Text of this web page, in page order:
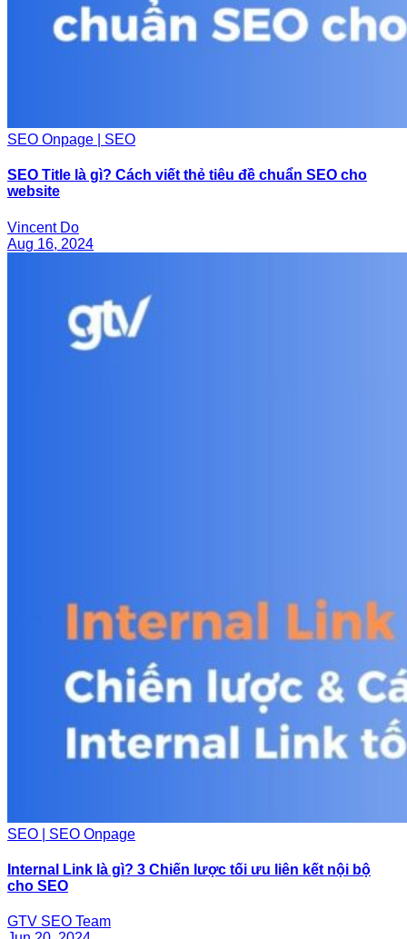
SEO Onpage | SEO
SEO Title là gì? Cách viết thẻ tiêu đề chuẩn SEO cho
website
Vincent Do
Aug 16, 2024
SEO | SEO Onpage
Internal Link là gì? 3 Chiến lược tối ưu liên kết nội bộ
cho SEO
GTV SEO Team